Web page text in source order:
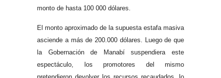
monto de hasta 100 000 dólares.
El monto aproximado de la supuesta estafa masiva
asciende a más de 200.000 dólares. Luego de que
la Gobernación de Manabí suspendiera este
espectáculo, los promotores del mismo